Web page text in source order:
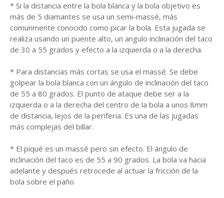
* Si la distancia entre la bola blanca y la bola objetivo es
más de 5 diamantes se usa un semi-massé, más
comunmente conocido como picar la bola. Esta jugada se
realiza usando un puente alto, un angulo inclinación del taco
de 30 a 55 grados y efecto a la izquierda o a la derecha.
* Para distancias más cortas se usa el massé. Se debe
golpear la bola blanca con un ángulo de inclinación del taco
de 55 a 80 grados. El punto de ataque debe ser a la
izquierda o a la derecha del centro de la bola a unos 8mm
de distancia, lejos de la periferia. Es una de las jugadas
más complejas del billar.
* El piqué es un massé pero sin efecto. El ángulo de
inclinación del taco es de 55 a 90 grados. La bola va hacia
adelante y después retrocede al actuar la fricción de la
bola sobre el paño.